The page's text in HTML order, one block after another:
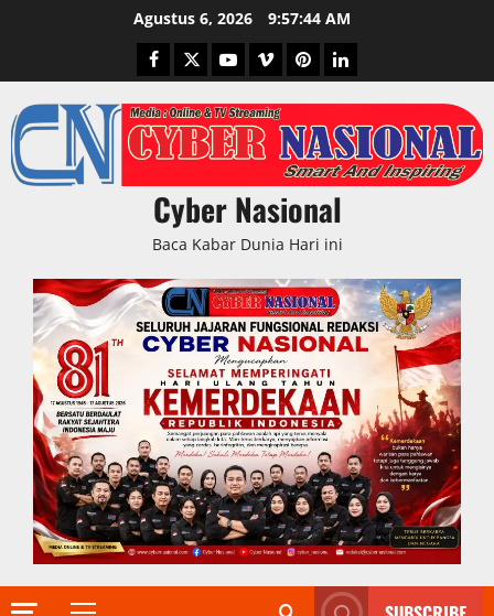
Agustus 6, 2026 9:57:45 AM
Facebook
TwitterYoutubeVimeoPinterestLinkedIn
Cyber Nasional
Baca Kabar Dunia Hari ini